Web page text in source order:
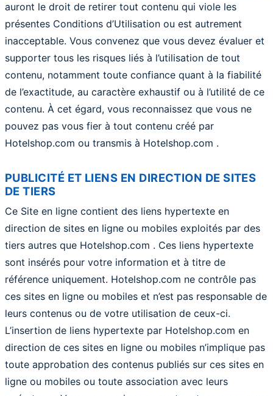
auront le droit de retirer tout contenu qui viole les
présentes Conditions d’Utilisation ou est autrement
inacceptable. Vous convenez que vous devez évaluer et
supporter tous les risques liés à l’utilisation de tout
contenu, notamment toute confiance quant à la fiabilité
de l’exactitude, au caractère exhaustif ou à l’utilité de ce
contenu. À cet égard, vous reconnaissez que vous ne
pouvez pas vous fier à tout contenu créé par
Hotelshop.com ou transmis à Hotelshop.com .
PUBLICITÉ ET LIENS EN DIRECTION DE SITES
DE TIERS
Ce Site en ligne contient des liens hypertexte en
direction de sites en ligne ou mobiles exploités par des
tiers autres que Hotelshop.com . Ces liens hypertexte
sont insérés pour votre information et à titre de
référence uniquement. Hotelshop.com ne contrôle pas
ces sites en ligne ou mobiles et n’est pas responsable de
leurs contenus ou de votre utilisation de ceux-ci.
L’insertion de liens hypertexte par Hotelshop.com en
direction de ces sites en ligne ou mobiles n’implique pas
toute approbation des contenus publiés sur ces sites en
ligne ou mobiles ou toute association avec leurs